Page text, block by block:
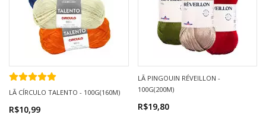
LÃ CÍRCULO TALENTO - 100G(160M)
R$10,99
LÃ PINGOUIN RÉVEILLON -
100G(200M)
R$19,80